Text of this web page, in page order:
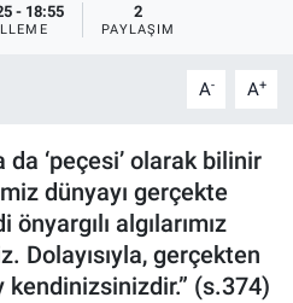
- 18:55 2
PAYLAŞIM
A- A+
da ‘peçesi’ olarak bilinir
dünyayı gerçekte
algılarımız
Dolayısıyla, gerçekten
(s.374)